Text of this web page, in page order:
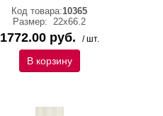
Код товара:10365
Размер: 22х66.2
1772.00 руб. / шт.
В корзину